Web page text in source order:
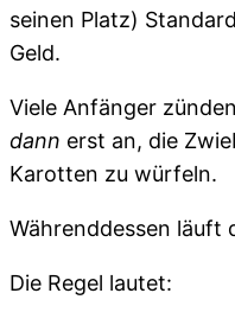
seinen Platz)
Geld.
Viele Anfänger
dann erst an, die
Karotten zu würfeln.
Währenddessen läuft
Die Regel lautet: